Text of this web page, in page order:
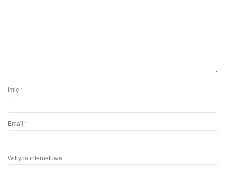
Imię *
Email *
Witryna internetowa